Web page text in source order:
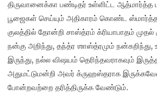
திருவானைக்கா பண்டிதர் உள்ளிட்ட ஆத்மார்த்த
பூஜைகள் செய்யும் அதிகாரம் கொண்ட
குலத்தில் தோன்றி சாஸ்த்ரம் க்ரியாபாதம்
நன்கு அறிந்து, தந்த்ர ஶாஸ்த்ரமும் நன்கறிந்து,
இருந்து, நல்ல விஷயம் தெரிந்தவராகவும்
அதுமட்டுமன்றி அவர் க்ருஹஸ்தராக
போன்றவற்றை தரித்திருக்க வேண்டும்.